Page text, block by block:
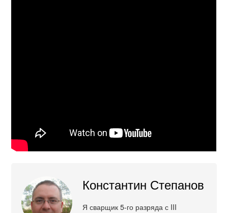
Константин Степанов
Я сварщик 5-го разряда с III